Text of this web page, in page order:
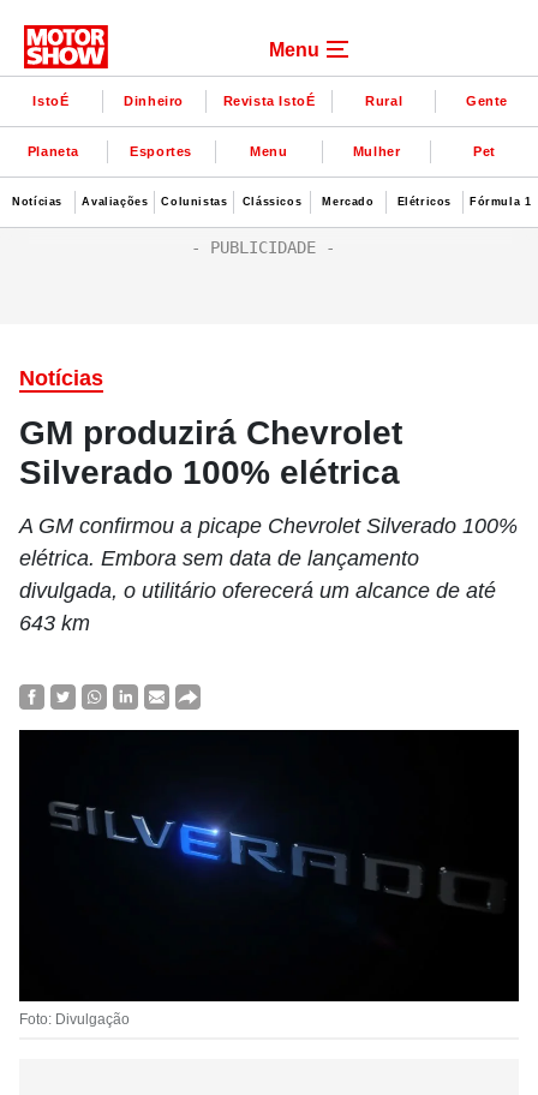
Menu
IstoÉ Dinheiro Revista IstoÉ Rural Gente
Planeta Esportes Menu Mulher Pet
Notícias Avaliações Colunistas Clássicos Mercado Elétricos Fórmula 1
Notícias
GM produzirá Chevrolet
Silverado 100% elétrica
A GM confirmou a picape Chevrolet Silverado 100%
elétrica. Embora sem data de lançamento
divulgada, o utilitário oferecerá um alcance de até
643 km
Foto: Divulgação